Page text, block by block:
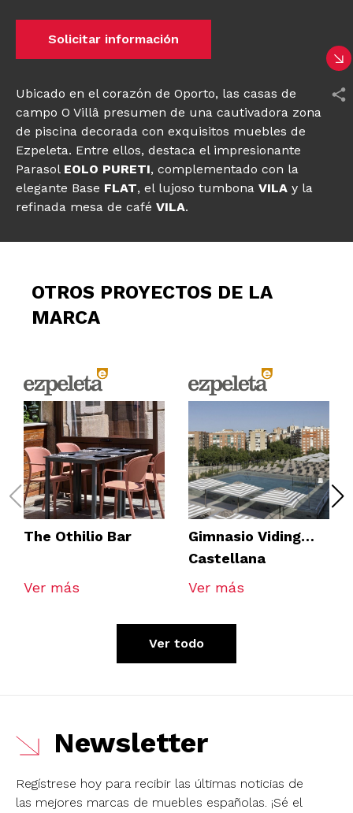
Solicitar información
Ubicado en el corazón de Oporto, las casas de
campo O Villâ presumen de una cautivadora zona
de piscina decorada con exquisitos muebles de
Ezpeleta. Entre ellos, destaca el impresionante
Parasol EOLO PURETI, complementado con la
elegante Base FLAT, el lujoso tumbona VILA y la
refinada mesa de café VILA.
OTROS PROYECTOS DE LA
MARCA
The Othilio Bar
Ver más
Gimnasio Viding
Castellana
Ver más
Ver todo
Newsletter
Regístrese hoy para recibir las últimas noticias de
las mejores marcas de muebles españolas. ¡Sé el